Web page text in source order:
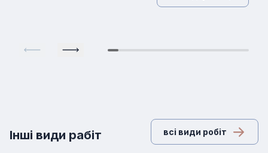
Iншi види рабiт всі види робіт